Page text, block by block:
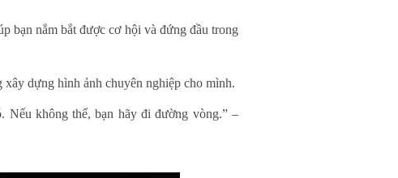
bạn nắm bắt được cơ hội và đứng đầu trong
dựng hình ảnh chuyên nghiệp cho mình.
Nếu không thể, bạn hãy đi đường vòng.” –